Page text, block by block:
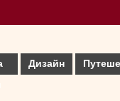
Дизайн